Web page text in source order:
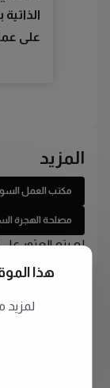
على
المزيد
مكتب العمل
مصلحة الهجرة
لم يتم العثور
هذا
لمزيد